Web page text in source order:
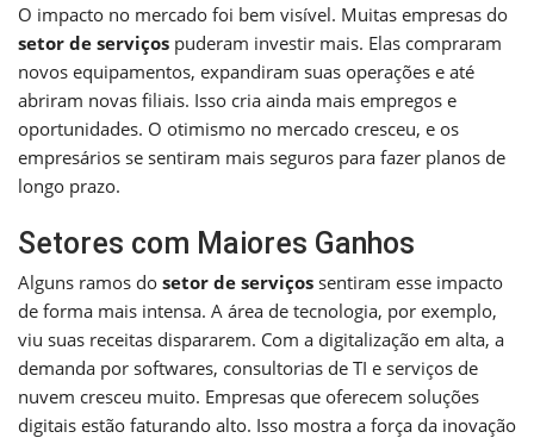
O impacto no mercado foi bem visível. Muitas empresas do
setor de serviços puderam investir mais. Elas compraram
novos equipamentos, expandiram suas operações e até
abriram novas filiais. Isso cria ainda mais empregos e
oportunidades. O otimismo no mercado cresceu, e os
empresários se sentiram mais seguros para fazer planos de
longo prazo.
Setores com Maiores Ganhos
Alguns ramos do setor de serviços sentiram esse impacto
de forma mais intensa. A área de tecnologia, por exemplo,
viu suas receitas dispararem. Com a digitalização em alta, a
demanda por softwares, consultorias de TI e serviços de
nuvem cresceu muito. Empresas que oferecem soluções
digitais estão faturando alto. Isso mostra a força da inovação